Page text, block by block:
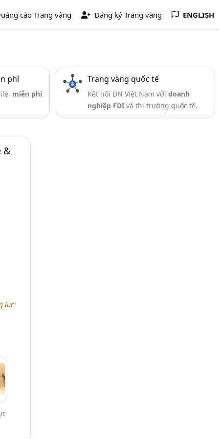
cáo Trang vàng Đăng ký Trang vàng ENGLISH
phí
miễn phí
Trang vàng quốc tế
Kết nối DN Việt Nam vớidoanh
nghiệp FDI và thị trường quốc tế.
&
lục